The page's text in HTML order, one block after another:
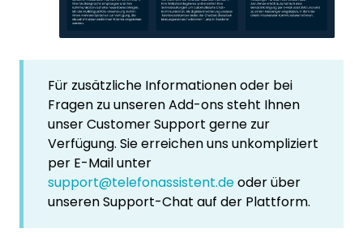
Für zusätzliche Informationen oder bei
Fragen zu unseren Add-ons steht Ihnen
unser Customer Support gerne zur
Verfügung. Sie erreichen uns unkompliziert
per E-Mail unter
support@telefonassistent.deoder über
unseren Support-Chat auf der Plattform.